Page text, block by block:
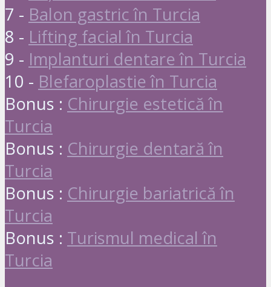
7 - Balon gastric în Turcia
8 - Lifting facial în Turcia
9 - Implanturi dentare în Turcia
10 - Blefaroplastie în Turcia
Bonus : Chirurgie estetică în
Turcia
Bonus : Chirurgie dentară în
Turcia
Bonus : Chirurgie bariatrică în
Turcia
Bonus : Turismul medical în
Turcia